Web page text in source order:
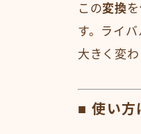
この変換を
す。ライ
大きく変わ
■ 使い方